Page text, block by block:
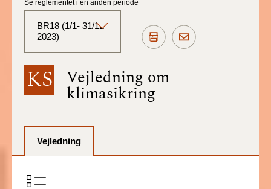
KS Vejledning om
klimasikring
Se reglementet i en anden periode
BR18 (1/1- 31/12
2023)
BR18 (Aktuelt)
BR18 (1/7-31/12
BR18 (1/1-30/6
BR18 (1/7- 31/12
Vejledning